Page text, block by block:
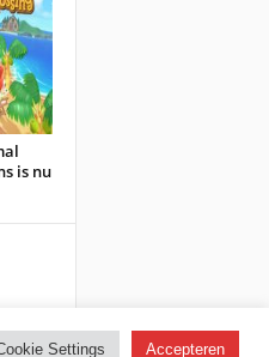
is nu
Settings Accepteren